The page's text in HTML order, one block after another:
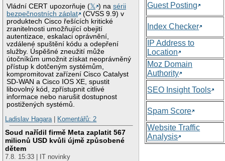
Vládní CERT upozorňuje (𝕏 ) nasérii
bezpečnostních záplat
(CVSS 9.9) v
produktech Cisco řešících kritické
zranitelnosti umožňující obejití
autentizace, eskalaci oprávnění,
vzdálené spuštění kódu a odepření
služby. Úspěšné zneužití může
útočníkům umožnit získat neoprávněný
přístup k dotčeným systémům,
kompromitovat zařízení Cisco Catalyst
SD-WAN a Cisco IOS XE, spustit
libovolný kód, zpřístupnit citlivé
informace nebo narušit dostupnost
postižených systémů.
Ladislav Hagara| Komentářů: 2
Soud nařídil firmě Meta zaplatit 567
milionů USD kvůli újmě způsobené
dětem
7.8. 15:33 | IT novinky
Guest Posting
Index Checker
IP Address to
Location
Moz Domain
Authority
SEO Insight Tools
Spam Score
Website Traffic
Analysis